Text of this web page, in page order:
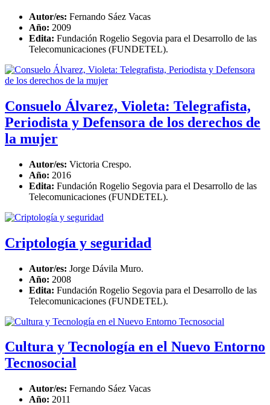
Autor/es: Fernando Sáez Vacas
Año: 2009
Edita: Fundación Rogelio Segovia para el Desarrollo de las
Telecomunicaciones (FUNDETEL).
Consuelo Álvarez, Violeta: Telegrafista,
Periodista y Defensora de los derechos de
la mujer
Autor/es: Victoria Crespo.
Año: 2016
Edita: Fundación Rogelio Segovia para el Desarrollo de las
Telecomunicaciones (FUNDETEL).
Criptología y seguridad
Autor/es: Jorge Dávila Muro.
Año: 2008
Edita: Fundación Rogelio Segovia para el Desarrollo de las
Telecomunicaciones (FUNDETEL).
Cultura y Tecnología en el Nuevo Entorno
Tecnosocial
Autor/es: Fernando Sáez Vacas
Año: 2011